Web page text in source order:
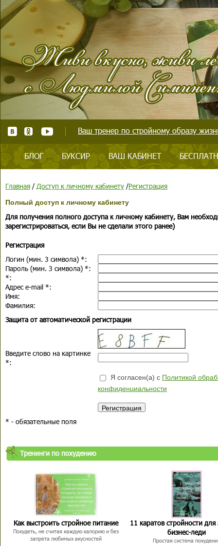
Ваш тренер по стройному образу
БЛОГ БУКСИР ВАШ КАБИНЕТ
Главная / Доступ к личному кабинету /Регистрация
Полный доступ к личному кабинету
Для получения полного доступа к личному кабинету, Вам
зарегистрироваться, если Вы не сделали этого ранее)
Регистрация
Логин (мин. 3 символа) *:
Пароль (мин. 3 символа) *:
*:
Адрес e-mail *:
Имя:
Фамилия:
Защита от автоматической регистрации
Введите слово на картинке
*:
Я согласен(а) с Политикой
конфиденциальности
* - обязательные поля
Тренинги по похудению
Как выстроить стройное питание
Похудеть, не считая каждую калорию и без
запрета любимых вкусностей
11 каратов стройности для
бизнес-леди
Простая система